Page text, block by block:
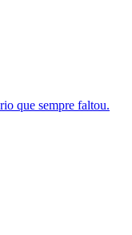
que sempre faltou.